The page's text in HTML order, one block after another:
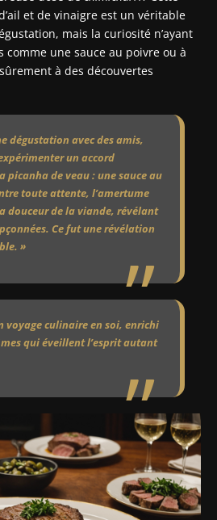
et de vinaigre est un véritable
mais la curiosité n’ayant
comme une sauce au poivre ou à
à des découvertes
dégustation avec des amis,
un accord
picanha de veau : une sauce au
toute attente, l’amertume
douceur de la viande, révélant
Ce fut une révélation
»
voyage culinaire en soi, enrichi
qui éveillent l’esprit autant